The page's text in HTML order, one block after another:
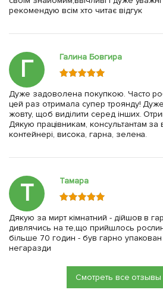
рекомендую всім хто читає відгук
Г Галина Бовгира
Дуже задоволена покупкою. Часто
цей раз отримала супер троянду!
жовту, щоб виділити серед інших.
Дякую працівникам, консультантам
контейнері, висока, гарна, зелена.
Т Тамара
Дякую за мирт кімнатний - дійшов в
дивлячись на те,що прийшлось
більше 70 годин - був гарно
негаразди
Смотреть все отзывы